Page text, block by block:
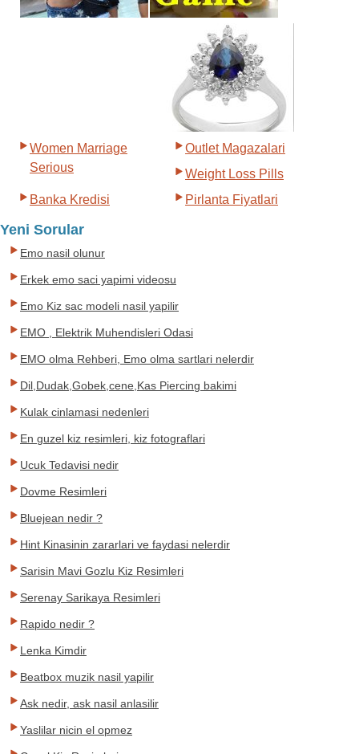
Women Marriage
Serious
Outlet Magazalari
Weight Loss Pills
Banka Kredisi
Pirlanta Fiyatlari
Yeni Sorular
Emo nasil olunur
Erkek emo saci yapimi videosu
Emo Kiz sac modeli nasil yapilir
EMO , Elektrik Muhendisleri Odasi
EMO olma Rehberi, Emo olma sartlari nelerdir
Dil,Dudak,Gobek,cene,Kas Piercing bakimi
Kulak cinlamasi nedenleri
En guzel kiz resimleri, kiz fotograflari
Ucuk Tedavisi nedir
Dovme Resimleri
Bluejean nedir ?
Hint Kinasinin zararlari ve faydasi nelerdir
Sarisin Mavi Gozlu Kiz Resimleri
Serenay Sarikaya Resimleri
Rapido nedir ?
Lenka Kimdir
Beatbox muzik nasil yapilir
Ask nedir, ask nasil anlasilir
Yaslilar nicin el opmez